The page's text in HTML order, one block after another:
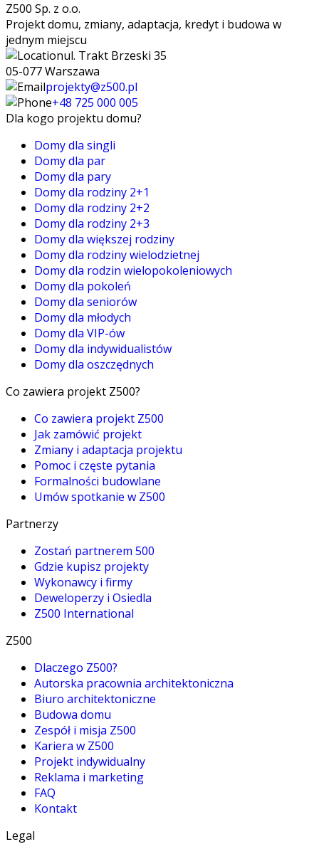
Z500 Sp. z o.o.
Projekt domu, zmiany, adaptacja, kredyt i budowa w
jednym miejscu
ul. Trakt Brzeski 35
05-077 Warszawa
projekty@z500.pl
+48 725 000 005
Dla kogo projektu domu?
Domy dla singli
Domy dla par
Domy dla pary
Domy dla rodziny 2+1
Domy dla rodziny 2+2
Domy dla rodziny 2+3
Domy dla większej rodziny
Domy dla rodziny wielodzietnej
Domy dla rodzin wielopokoleniowych
Domy dla pokoleń
Domy dla seniorów
Domy dla młodych
Domy dla VIP-ów
Domy dla indywidualistów
Domy dla oszczędnych
Co zawiera projekt Z500?
Co zawiera projekt Z500
Jak zamówić projekt
Zmiany i adaptacja projektu
Pomoc i częste pytania
Formalności budowlane
Umów spotkanie w Z500
Partnerzy
Zostań partnerem 500
Gdzie kupisz projekty
Wykonawcy i firmy
Deweloperzy i Osiedla
Z500 International
Z500
Dlaczego Z500?
Autorska pracownia architektoniczna
Biuro architektoniczne
Budowa domu
Zespół i misja Z500
Kariera w Z500
Projekt indywidualny
Reklama i marketing
FAQ
Kontakt
Legal